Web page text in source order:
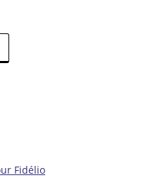
Fidélio